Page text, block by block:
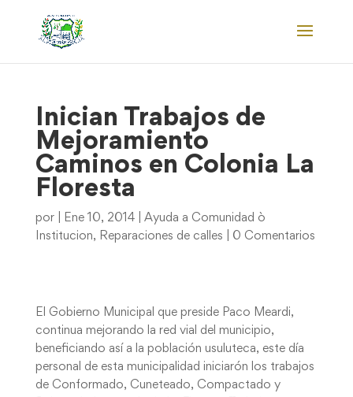
Inician Trabajos de
Mejoramiento
Caminos en Colonia La
Floresta
por Ene 10, 2014| Ayuda a Comunidad ò
Institucion, Reparaciones de calles 0 Comentarios
El Gobierno Municipal que preside Paco Meardi,
continua mejorando la red vial del municipio,
beneficiando así a la población usuluteca, este día
personal de esta municipalidad iniciarón los trabajos
de Conformado, Cuneteado, Compactado y